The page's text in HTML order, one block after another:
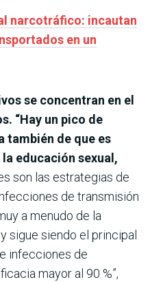
narcotráfico: incautan
en un
se concentran en el
“Hay un pico de
también de que es
educación sexual,
son las estrategias de
de transmisión
a menudo de la
sigue siendo el principal
infecciones de
mayor al 90 %”,